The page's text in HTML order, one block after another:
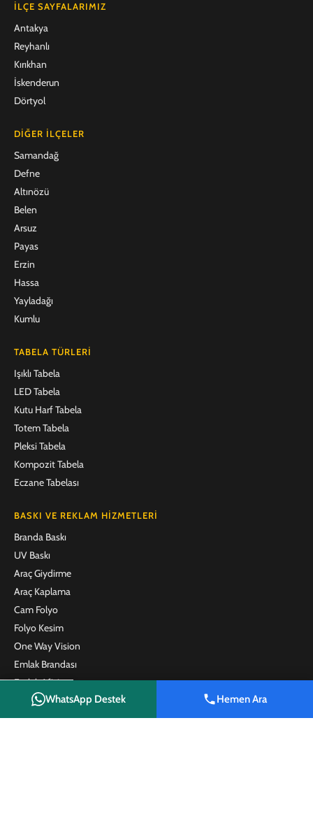
WishlistCart My account
İLÇE SAYFALARIMIZ
Antakya
Reyhanlı
Kırıkhan
İskenderun
Dörtyol
DIĞER İLÇELER
Samandağ
Defne
Altınözü
Belen
Arsuz
Payas
Erzin
Hassa
Yayladağı
Kumlu
TABELA TÜRLERI
Işıklı Tabela
LED Tabela
Kutu Harf Tabela
Totem Tabela
Pleksi Tabela
Kompozit Tabela
Eczane Tabelası
BASKI VE REKLAM HIZMETLERI
Branda Baskı
UV Baskı
Araç Giydirme
Araç Kaplama
Cam Folyo
Folyo Kesim
One Way Vision
Emlak Brandası
Emlak Afişi
Satılık Tabelası
Kafe ve Restoran Menü Baskı
WhatsApp Destek Hemen Ara